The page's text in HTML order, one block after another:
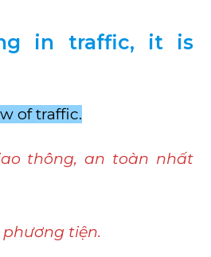
in traffic, it is
of traffic.
thông, an toàn nhất
tiện.